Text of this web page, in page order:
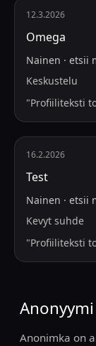
12.3.2026
Omega
Nainen · etsii
Keskustelu
"Profiiliteksti
16.2.2026
Test
Nainen · etsii
Kevyt suhde
"Profiiliteksti
Anonimka on